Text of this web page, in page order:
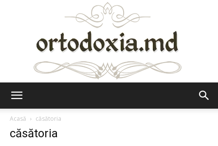
Acasă
căsătoria
căsătoria